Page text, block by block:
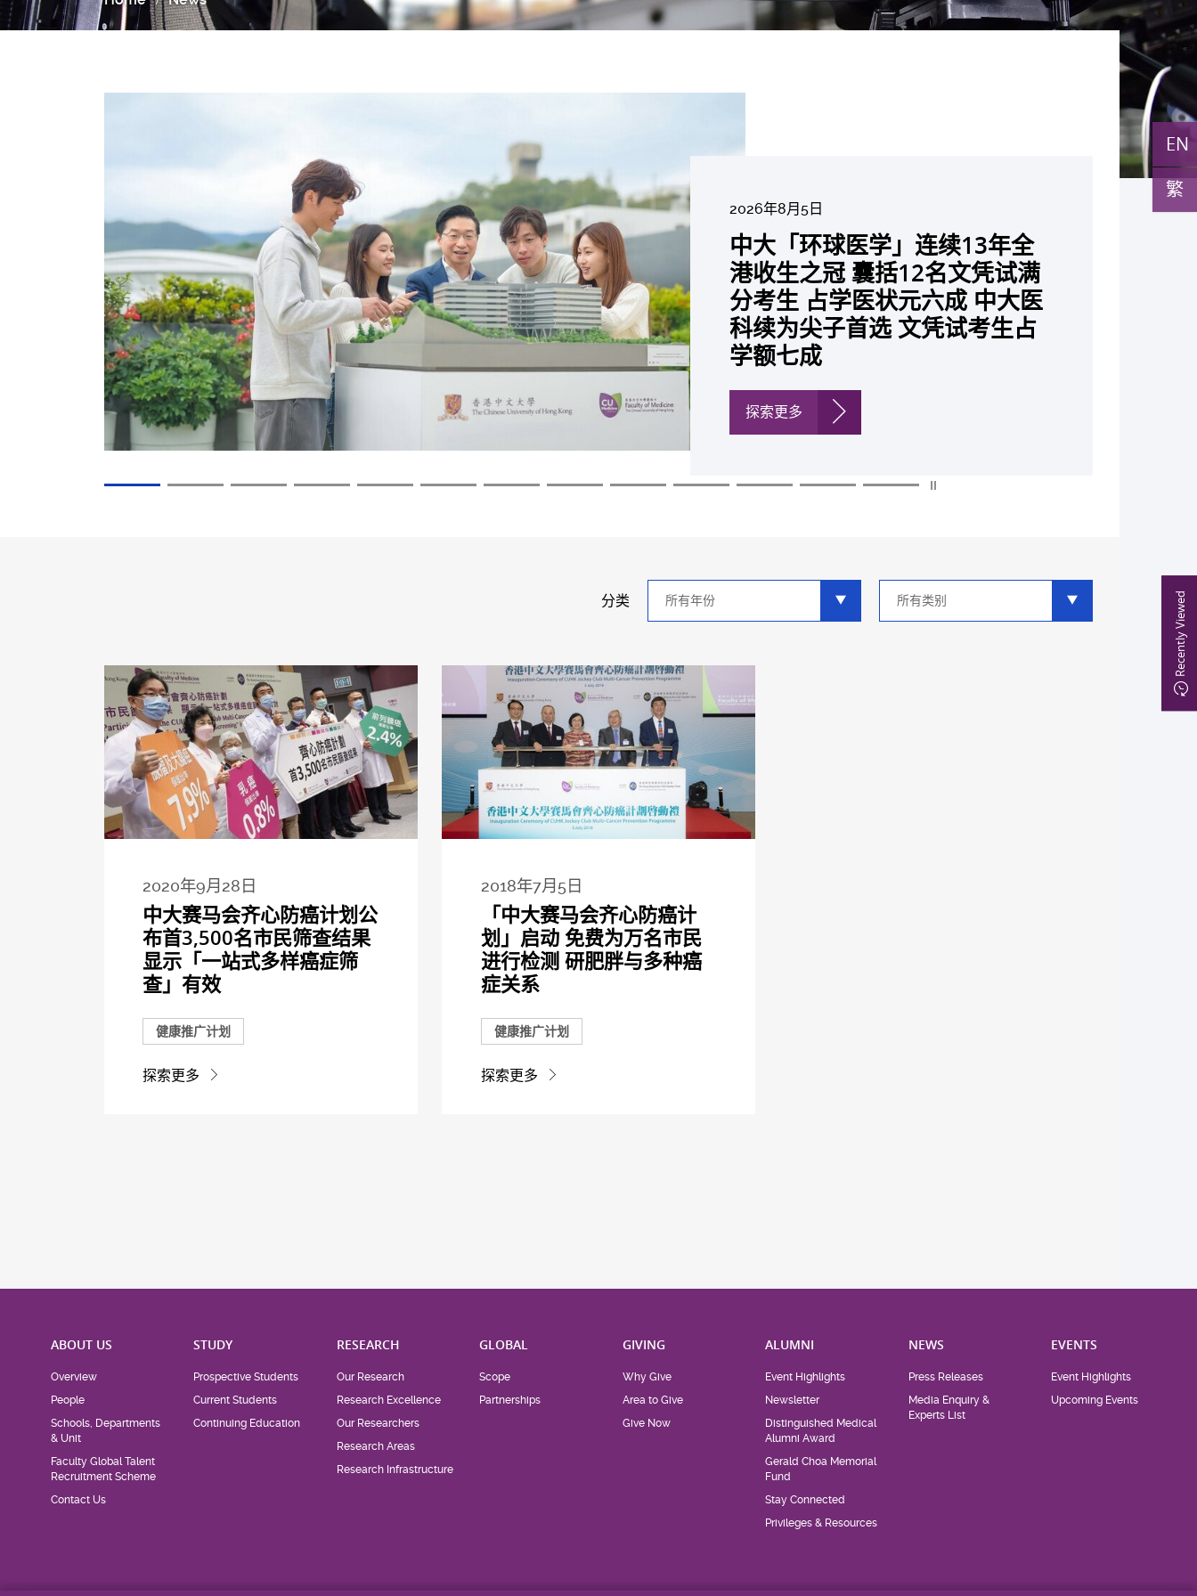
Recently Viewed
EN
繁
2026年8月5日
中大「环球医学」连续13年全
港收生之冠 囊括12名文凭试满
分考生 占学医状元六成 中大医
科续为尖子首选 文凭试考生占
学额七成
探索更多
2026年7月27日
中大成立崭新 ITECH医疗科技
评估平台 推动健康经济分析及
价值医疗
中大研发「AI-OCT」系统助测
糖尿黄斑水肿 假阳性转介个案
锐减六成 缩短患者轮候诊症时
间
探索更多
中大黄秀娟教授获颁中国工程界
最高荣誉「光华工程科技奖」
成为今届医药衞生领域唯一香港
学者
探索更多
中大新设「香港中文大学凤凰奖
学金」嘉许公开试状元 鼓励学
医状元走出课堂放眼世界 装备
21世纪妙手仁医
探索更多
中大全新一站式PGT-Plus方案
精准辨识传统检测中复杂基因异
常「盲点」 降低人工受孕流产
及异常妊娠风险
探索更多
2026年6月22日
中大发现青光眼治疗新靶点 小
鼠实验证实可恢复七成视力 有
助开创崭新神经保护疗法
探索更多
2026年6月17日
中大成功拆解肝癌免疫治疗耐药
性机制 揭一种免疫细胞具「除
废喂食」新功能助癌细胞耐药性
探索更多
2026年6月10日
中大与多名全球专家共同牵头跨
国肺癌研究 逾半晚期ALK阳性
肺癌病人七年无恶化 因特定基
因异常而引起的肺癌有望变成
「慢性病」 患者可与病共存
探索更多
2026年6月5日
中大教授陈重娥获颁「清野裕杰
出领袖奖」 成为本港首名学者
荣膺亚洲糖尿病教研最高荣誉
探索更多
2026年6月2日
中大汇聚逾200位区域专家 探讨
私人医疗保险如何推动全民健康
覆盖
探索更多
2026年5月19日
中大张源津医生成首位亚洲研究
员 荣获国际泌尿科权威奖项
John K. Lattimer 讲座奖
探索更多
2026年5月14日
中大取得「从实验室到临床应
用」研究突破 初步证实GLP-1
药物可改善严重中风康复情况
探索更多
分类
类
分
2020年9月28日
中大赛马会齐心防癌计划公
布首3,500名市民筛查结果
显示「一站式多样癌症筛
查」有效
健康推广计划
探索更多
2018年7月5日
「中大赛马会齐心防癌计
划」启动 免费为万名市民
进行检测 研肥胖与多种癌
症关系
健康推广计划
探索更多
ABOUT US
Overview
People
Schools, Departments
& Unit
Faculty Global Talent
Recruitment Scheme
Contact Us
STUDY
Prospective Students
Current Students
Continuing Education
RESEARCH
Our Research
Research Excellence
Our Researchers
Research Areas
Research Infrastructure
GLOBAL
Scope
Partnerships
GIVING
Why Give
Area to Give
Give Now
ALUMNI
Event Highlights
Newsletter
Distinguished Medical
Alumni Award
Gerald Choa Memorial
Fund
Stay Connected
Privileges & Resources
NEWS
Press Releases
Media Enquiry &
Experts List
EVENTS
Event Highlights
Upcoming Events